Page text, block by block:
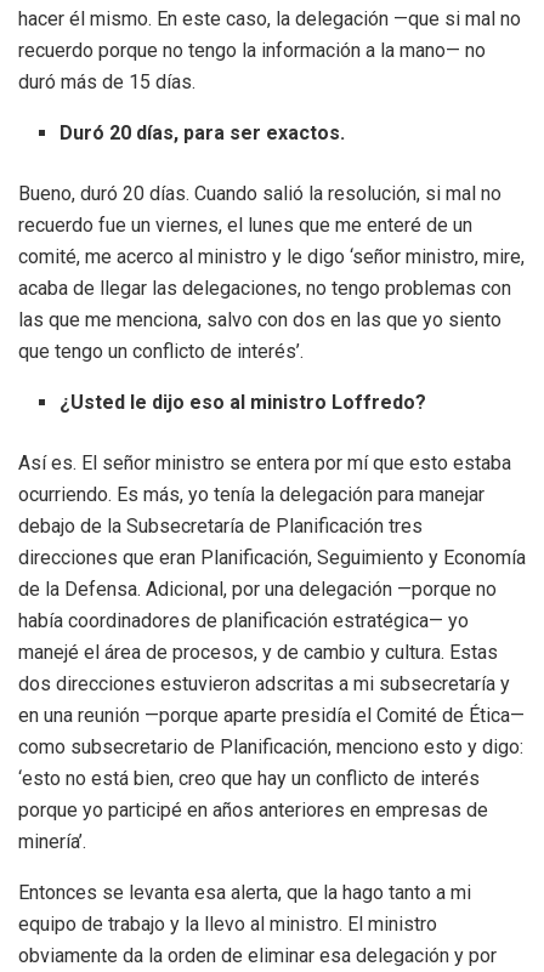
hacer él mismo. En este caso, la delegación —que si mal no
recuerdo porque no tengo la información a la mano— no
duró más de 15 días.
Duró 20 días, para ser exactos.
Bueno, duró 20 días. Cuando salió la resolución, si mal no
recuerdo fue un viernes, el lunes que me enteré de un
comité, me acerco al ministro y le digo ‘señor ministro, mire,
acaba de llegar las delegaciones, no tengo problemas con
las que me menciona, salvo con dos en las que yo siento
que tengo un conflicto de interés’.
¿Usted le dijo eso al ministro Loffredo?
Así es. El señor ministro se entera por mí que esto estaba
ocurriendo. Es más, yo tenía la delegación para manejar
debajo de la Subsecretaría de Planificación tres
direcciones que eran Planificación, Seguimiento y Economía
de la Defensa. Adicional, por una delegación —porque no
había coordinadores de planificación estratégica— yo
manejé el área de procesos, y de cambio y cultura. Estas
dos direcciones estuvieron adscritas a mi subsecretaría y
en una reunión —porque aparte presidía el Comité de Ética—
como subsecretario de Planificación, menciono esto y digo:
‘esto no está bien, creo que hay un conflicto de interés
porque yo participé en años anteriores en empresas de
minería’.
Entonces se levanta esa alerta, que la hago tanto a mi
equipo de trabajo y la llevo al ministro. El ministro
obviamente da la orden de eliminar esa delegación y por